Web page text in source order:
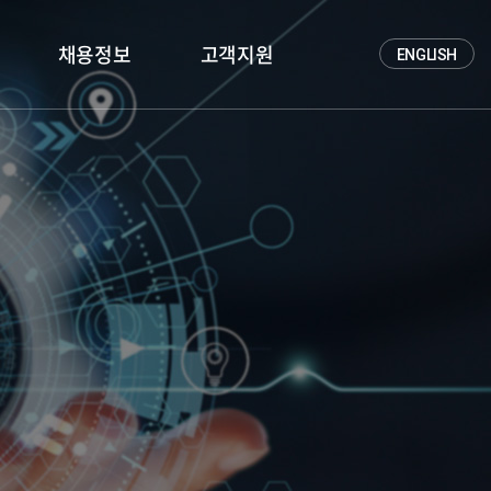
채용정보
인재상
채용정보
고객지원 ENGLISH